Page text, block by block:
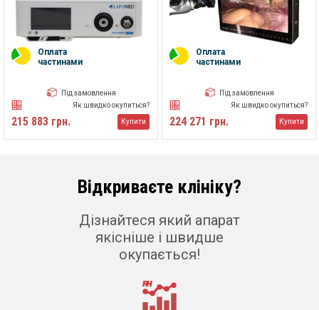
Оплата
частинами
Під замовлення
Як швидко окупиться?
215 883 грн. Купити
Оплата
частинами
Під замовлення
Як швидко окупиться?
224 271 грн. Купити
Відкриваєте клініку?
Дізнайтеся який апарат
якісніше і швидше
окупається!